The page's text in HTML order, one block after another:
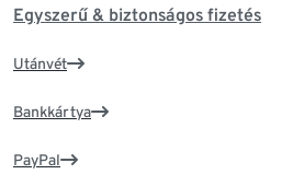
Egyszerű & biztonságos fizetés
Utánvét
Bankkártya
PayPal